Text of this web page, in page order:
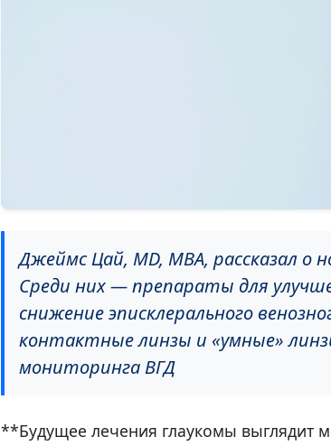
Джеймс Цай, MD, MBA, рассказал о
Среди них — препараты для
снижение эписклерального
контактные линзы и «умные»
мониторинга ВГД
**Будущее лечения глаукомы